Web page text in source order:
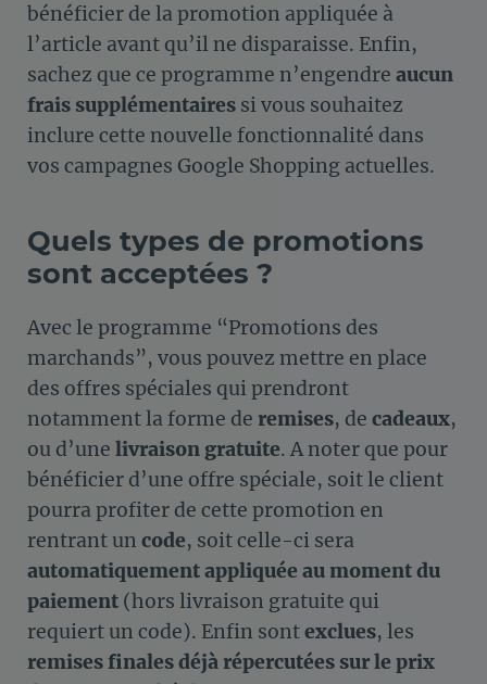
bénéficier de la promotion appliquée à
l’article avant qu’il ne disparaisse. Enfin,
sachez que ce programme n’engendre aucun
frais supplémentaires si vous souhaitez
inclure cette nouvelle fonctionnalité dans
vos campagnes Google Shopping actuelles.
Quels types de promotions
sont acceptées ?
Avec le programme “Promotions des
marchands”, vous pouvez mettre en place
des offres spéciales qui prendront
notamment la forme de remises, de cadeaux,
ou d’une livraison gratuite. A noter que pour
bénéficier d’une offre spéciale, soit le client
pourra profiter de cette promotion en
rentrant un code, soit celle-ci sera
automatiquement appliquée au moment du
paiement (hors livraison gratuite qui
requiert un code). Enfin sontexclues, les
remises finales déjà répercutées sur le prix